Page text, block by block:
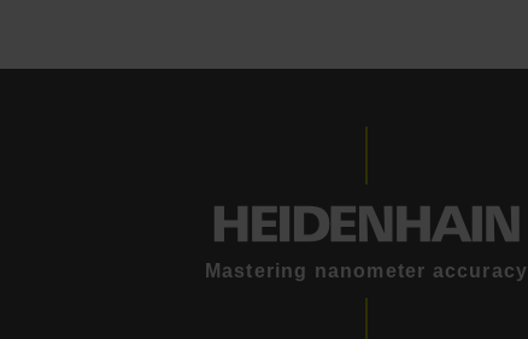
Mastering nanometer accuracy